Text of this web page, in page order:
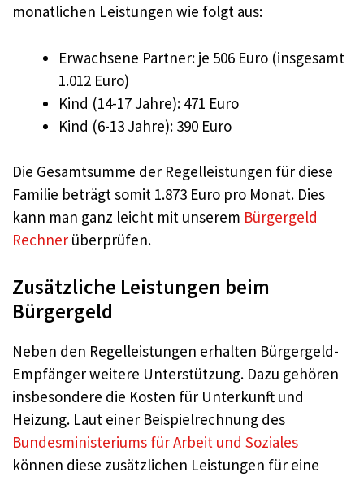
monatlichen Leistungen wie folgt aus:
Erwachsene Partner: je 506 Euro (insgesamt
1.012 Euro)
Kind (14-17 Jahre): 471 Euro
Kind (6-13 Jahre): 390 Euro
Die Gesamtsumme der Regelleistungen für diese
Familie beträgt somit 1.873 Euro pro Monat. Dies
kann man ganz leicht mit unserem Bürgergeld
Rechner überprüfen.
Zusätzliche Leistungen beim
Bürgergeld
Neben den Regelleistungen erhalten Bürgergeld-
Empfänger weitere Unterstützung. Dazu gehören
insbesondere die Kosten für Unterkunft und
Heizung. Laut einer Beispielrechnung des
Bundesministeriums für Arbeit und Soziales
können diese zusätzlichen Leistungen für eine